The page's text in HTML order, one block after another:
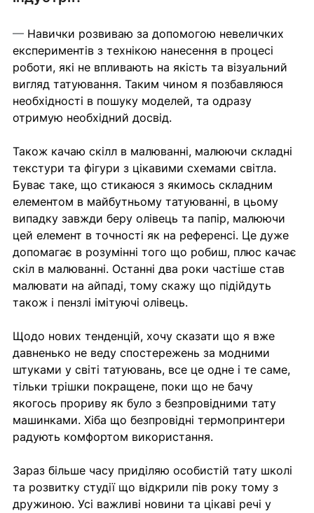
— Навички розвиваю за допомогою невеличких
експериментів з технікою нанесення в процесі
роботи, які не впливають на якість та візуальний
вигляд татуювання. Таким чином я позбавляюся
необхідності в пошуку моделей, та одразу
отримую необхідний досвід.
Також качаю скілл в малюванні, малюючи складні
текстури та фігури з цікавими схемами світла.
Буває таке, що стикаюся з якимось складним
елементом в майбутньому татуюванні, в цьому
випадку завжди беру олівець та папір, малюючи
цей елемент в точності як на референсі. Це дуже
допомагає в розумінні того що робиш, плюс качає
скіл в малюванні. Останні два роки частіше став
малювати на айпаді, тому скажу що підійдуть
також і пензлі імітуючі олівець.
Щодо нових тенденцій, хочу сказати що я вже
давненько не веду спостережень за модними
штуками у світі татуювань, все це одне і те саме,
тільки трішки покращене, поки що не бачу
якогось прориву як було з безпровідними тату
машинками. Хіба що безпровідні термопринтери
радують комфортом використання.
Зараз більше часу приділяю особистій тату школі
та розвитку студії що відкрили пів року тому з
дружиною. Усі важливі новини та цікаві речі у